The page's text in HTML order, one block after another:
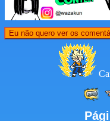
Eu não quero ver os